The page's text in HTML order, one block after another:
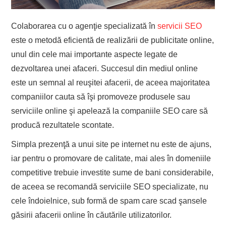
Colaborarea cu o agenţie specializată înservicii SEO
este o metodă eficientă de realizării de publicitate online,
unul din cele mai importante aspecte legate de
dezvoltarea unei afaceri. Succesul din mediul online
este un semnal al reuşitei afacerii, de aceea majoritatea
companiilor cauta să îşi promoveze produsele sau
serviciile online şi apelează la companiile SEO care să
producă rezultatele scontate.
Simpla prezenţă a unui site pe internet nu este de ajuns,
iar pentru o promovare de calitate, mai ales în domeniile
competitive trebuie investite sume de bani considerabile,
de aceea se recomandă serviciile SEO specializate, nu
cele îndoielnice, sub formă de spam care scad şansele
găsirii afacerii online în căutările utilizatorilor.